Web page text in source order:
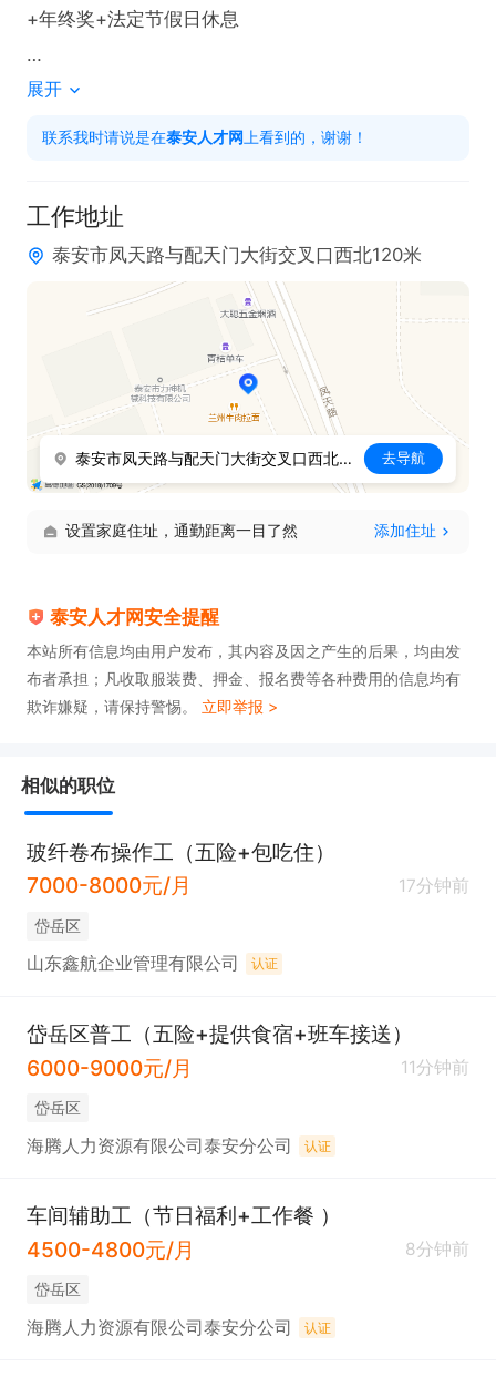
+年终奖+法定节假日休息
有意者请投递，联系时请说在泰安人才网看到的。
展开
联系我时请说是在泰安人才网 上看到的，谢谢！
工作地址
泰安市凤天路与配天门大街交叉口西北120米
泰安市凤天路与配天门大街交叉口西北120米 去导航
设置家庭住址，通勤距离一目了然 添加住址
泰安人才网安全提醒
本站所有信息均由用户发布，其内容及因之产生的后果，均由发
布者承担；凡收取服装费、押金、报名费等各种费用的信息均有
欺诈嫌疑，请保持警惕。 立即举报 >
相似的职位
玻纤卷布操作工（五险+包吃住）
7000-8000元/月
17分钟前
岱岳区
山东鑫航企业管理有限公司 认证
岱岳区普工（五险+提供食宿+班车接送）
6000-9000元/月
11分钟前
岱岳区
海腾人力资源有限公司泰安分公司 认证
车间辅助工（节日福利+工作餐 ）
4500-4800元/月
8分钟前
岱岳区
海腾人力资源有限公司泰安分公司 认证